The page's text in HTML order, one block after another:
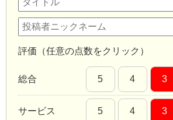
評価（任意の点数をクリック）
総合 5 4 3
サービス 5 4 3